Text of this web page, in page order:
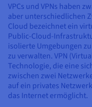
VPCs und VPNs haben
aber unterschiedlichen
Cloud bezeichnet ein
Public-Cloud-
isolierte Umgebungen
zu verwalten. VPN
Technologie, die eine
zwischen zwei
auf ein privates
das Internet ermöglicht.